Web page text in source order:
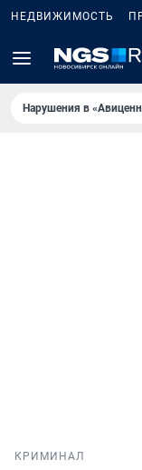
НЕДВИЖИМОСТЬ
Нарушения в
КРИМИНАЛ